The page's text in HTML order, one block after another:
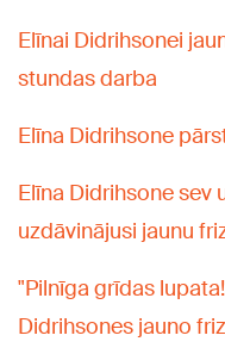
Elīnai Didrihsonei
stundas darba
Elīna Didrihsone
Elīna Didrihsone sev
uzdāvinājusi jaunu
"Pilnīga grīdas
Didrihsones jauno